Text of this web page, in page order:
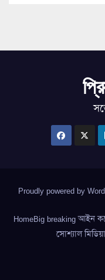
Proudly powered by
HomeBig breaking আইন
সোশ্যাল